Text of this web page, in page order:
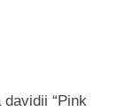
davidii “Pink